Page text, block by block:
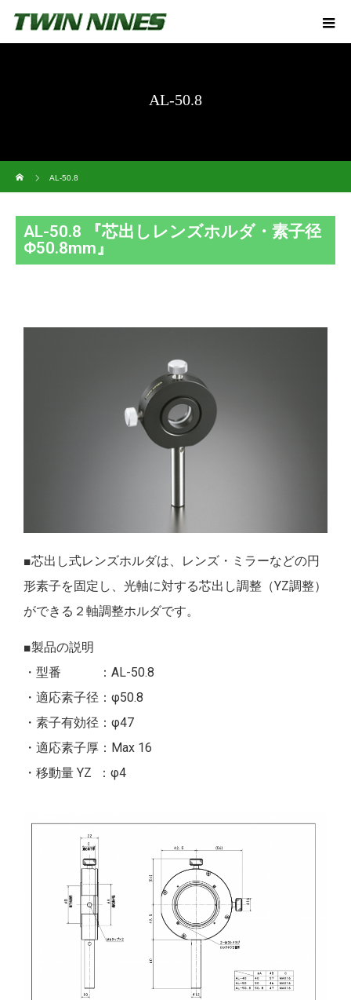
AL-50.8
AL-50.8
AL-50.8 『芯出しレンズホルダ・素子径
Φ50.8mm』
■芯出し式レンズホルダは、レンズ・ミラーなどの円
形素子を固定し、光軸に対する芯出し調整（YZ調整）
ができる２軸調整ホルダです。
■製品の説明
・型番 ：AL-50.8
・適応素子径：φ50.8
・素子有効径：φ47
・適応素子厚：Max 16
・移動量 YZ ：φ4